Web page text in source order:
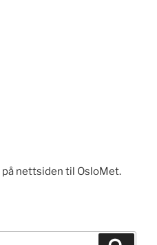
på nettsiden til OsloMet.